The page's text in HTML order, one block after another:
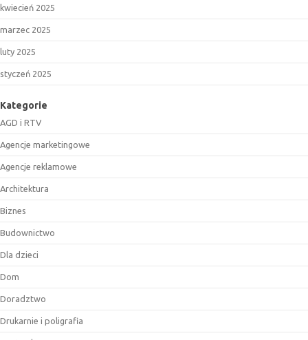
kwiecień 2025
marzec 2025
luty 2025
styczeń 2025
Kategorie
AGD i RTV
Agencje marketingowe
Agencje reklamowe
Architektura
Biznes
Budownictwo
Dla dzieci
Dom
Doradztwo
Drukarnie i poligrafia